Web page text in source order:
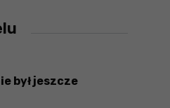
był jeszcze